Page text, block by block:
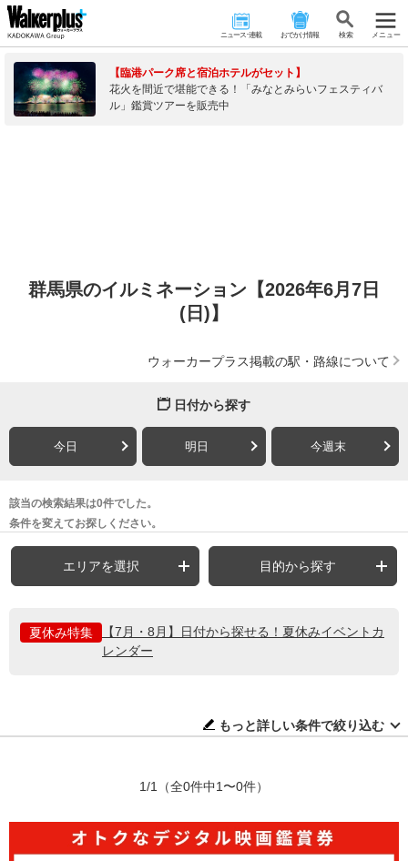
ニュース･連載 おでかけ情報 検 索 メニュー
【臨港パーク席と宿泊ホテルがセット】
花火を間近で堪能できる！「みなとみらいフェスティバ
ル」鑑賞ツアーを販売中
群馬県のイルミネーション【2026年6月7日
(日)】
ウォーカープラス掲載の駅・路線について
日付から探す
今日 明日 今週末
該当の検索結果は0件でした。
条件を変えてお探しください。
エリアを選択 目的から探す
夏休み特集
【7月・8月】日付から探せる！夏休みイベントカ
レンダー
もっと詳しい条件で絞り込む
1/1 （全0件中1〜0件）